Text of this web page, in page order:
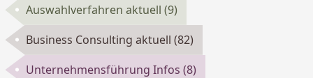
Auswahlverfahren aktuell(9)
Business Consulting aktuell(82)
Unternehmensführung Infos(8)